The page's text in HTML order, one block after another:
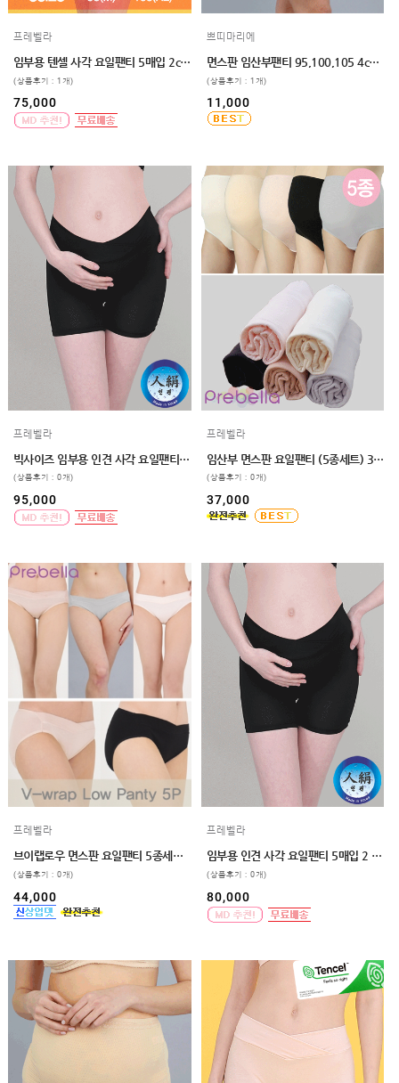
프레벨라
임부용 텐셀 사각 요일팬티 5매입 2color 3size
(상품후기 : 1개)
75,000
쁘띠마리에
면스판 임산부팬티 95,100,105 4color 임파선부담완화
(상품후기 : 1개)
11,000
프레벨라
빅사이즈 임부용 인견 사각 요일팬티 5매입 110,120
(상품후기 : 0개)
95,000
프레벨라
임산부 면스판 요일팬티 (5종세트) 3size
(상품후기 : 0개)
37,000
프레벨라
브이랩로우 면스판 요일팬티 5종세트 빅사이즈 4color
(상품후기 : 0개)
44,000
프레벨라
임부용 인견 사각 요일팬티 5매입 2 color 3 size
(상품후기 : 0개)
80,000